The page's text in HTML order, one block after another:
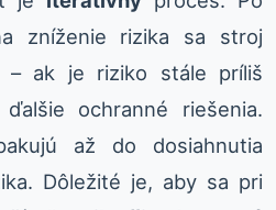
zníženie rizika sa stroj
– ak je riziko stále príliš
ochranné riešenia.
až do dosiahnutia
Dôležité je, aby sa pri